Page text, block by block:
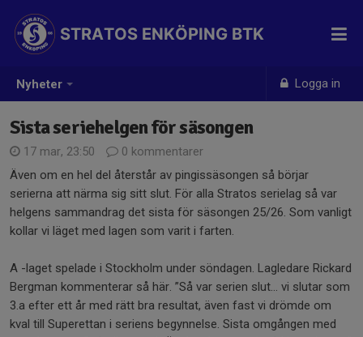
Nyheter Logga in
STRATOS ENKÖPING BTK
Sista seriehelgen för säsongen
17 mar, 23:50
0 kommentarer
Även om en hel del återstår av pingissäsongen så börjar
serierna att närma sig sitt slut. För alla Stratos serielag så var
helgens sammandrag det sista för säsongen 25/26. Som vanligt
kollar vi läget med lagen som varit i farten.
A -laget spelade i Stockholm under söndagen. Lagledare Rickard
Bergman kommenterar så här. ”Så var serien slut… vi slutar som
3.a efter ett år med rätt bra resultat, även fast vi drömde om
kval till Superettan i seriens begynnelse. Sista omgången med